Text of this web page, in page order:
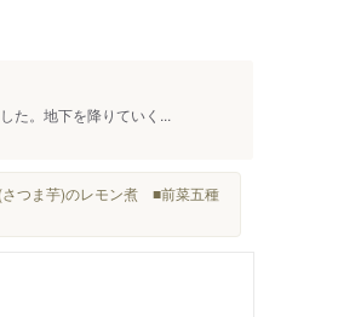
た。地下を降りていく...
さつま芋)のレモン煮 ■前菜五種